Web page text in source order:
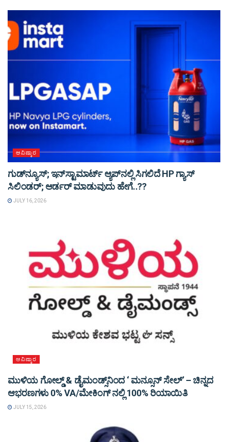
ಆವಿಷ್ಕಾರ
ಗುಡ್‌ನ್ಯೂಸ್‌; ಇನ್‌ಸ್ಟಾಮಾರ್ಟ್‌ ಆ್ಯಪ್‌ನಲ್ಲಿ ಸಿಗಲಿದೆ HP ಗ್ಯಾಸ್‌
ಸಿಲಿಂಡರ್; ಆರ್ಡರ್ ಮಾಡುವುದು ಹೇಗೆ..??
JULY 16, 2026
ಆವಿಷ್ಕಾರ
ಮುಳಿಯ ಗೋಲ್ಡ್ & ಡೈಮಂಡ್ಸ್‌ನಿಂದ ‘ ಮನ್ಸೂನ್ ಸೇಲ್’ – ಚಿನ್ನದ
ಆಭರಣಗಳು 0% VA/ಮೇಕಿಂಗ್ ನಲ್ಲಿ 100% ರಿಯಾಯಿತಿ
JULY 15, 2026